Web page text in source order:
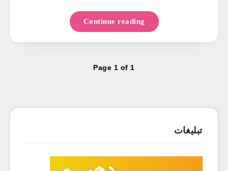
Continue reading
Page 1 of 1
تبلیغات